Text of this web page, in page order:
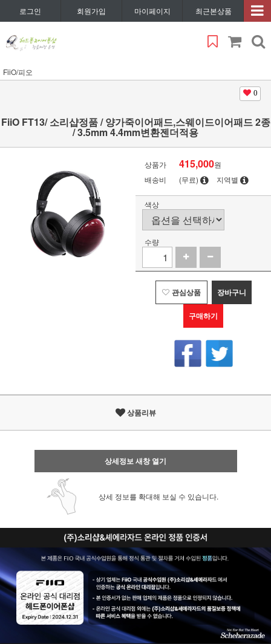
로그인 회원가입 마이페이지 최근본상품
FiiO/피오
0
FiiO FT13/ 소리샵정품 / 양가죽이어패드,스웨이드이어패드 2종
/ 3.5mm 4.4mm변환젠더적용
상품가 415,000원
배송비
(무료) 지역별
색상
수량
관심상품 장바구니
구매하기
상품리뷰
상세정보 새창 열기
상세 정보를 확대해 보실 수 있습니다.